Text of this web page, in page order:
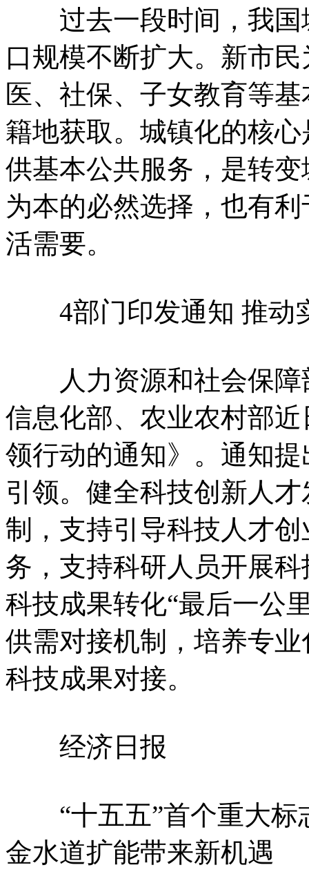
过去一段时间，我国
口规模不断扩大。新市
医、社保、子女教育等
籍地获取。城镇化的核
供基本公共服务，是转
为本的必然选择，也有
活需要。
4部门印发通知 推动
人力资源和社会保障
信息化部、农业农村部
领行动的通知》。通知
引领。健全科技创新人
制，支持引导科技人才
务，支持科研人员开展
科技成果转化“最后一公
供需对接机制，培养专
科技成果对接。
经济日报
“十五五”首个重大标
金水道扩能带来新机遇